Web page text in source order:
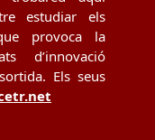
estudiar els
provoca la
d’innovació
Els seus